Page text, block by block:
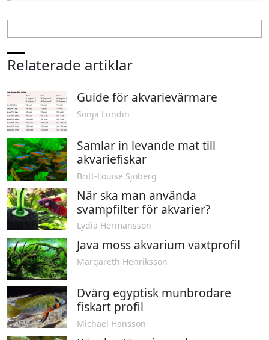
Relaterade artiklar
Guide för akvarievärmare
Sonja Lundin
Samlar in levande mat till
akvariefiskar
Britt-Louise Sjöberg
När ska man använda
svampfilter för akvarier?
Lydia Hermansson
Java moss akvarium växtprofil
Margareth Henriksson
Dvärg egyptisk munbrodare
fiskart profil
Michael Hansson